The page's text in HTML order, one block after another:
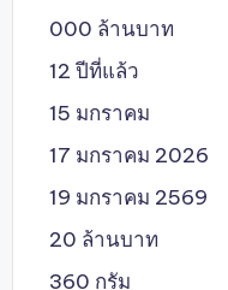
000 ล้านบาท
12 ปีที่แล้ว
15 มกราคม
17 มกราคม 2026
19 มกราคม 2569
20 ล้านบาท
360 กรัม